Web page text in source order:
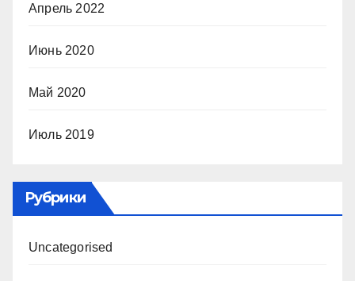
Апрель 2022
Июнь 2020
Май 2020
Июль 2019
Рубрики
Uncategorised